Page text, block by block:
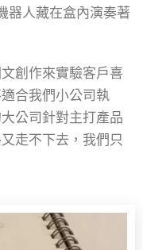
器人藏在盒內演奏著
創作來實驗客戶喜
合我們小公司執
公司針對主打產品
走不下去，我們只